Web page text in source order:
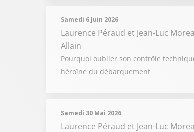
Samedi 6 Juin 2026
Laurence Péraud et Jean-Luc
Allain
Pourquoi oublier son contrôle
héroïne du débarquement
Samedi 30 Mai 2026
Laurence Péraud et Jean-Luc